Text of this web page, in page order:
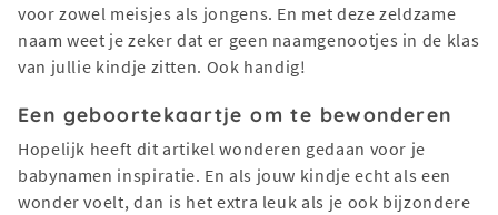
voor zowel meisjes als jongens. En met deze zeldzame
naam weet je zeker dat er geen naamgenootjes in de klas
van jullie kindje zitten. Ook handig!
Een geboortekaartje om te bewonderen
Hopelijk heeft dit artikel wonderen gedaan voor je
babynamen inspiratie. En als jouw kindje echt als een
wonder voelt, dan is het extra leuk als je ook bijzondere